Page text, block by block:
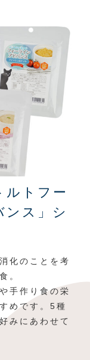
ルトフー
ンス」シ
化のことを考
。
手作り食の栄
めです。5種
みにあわせて